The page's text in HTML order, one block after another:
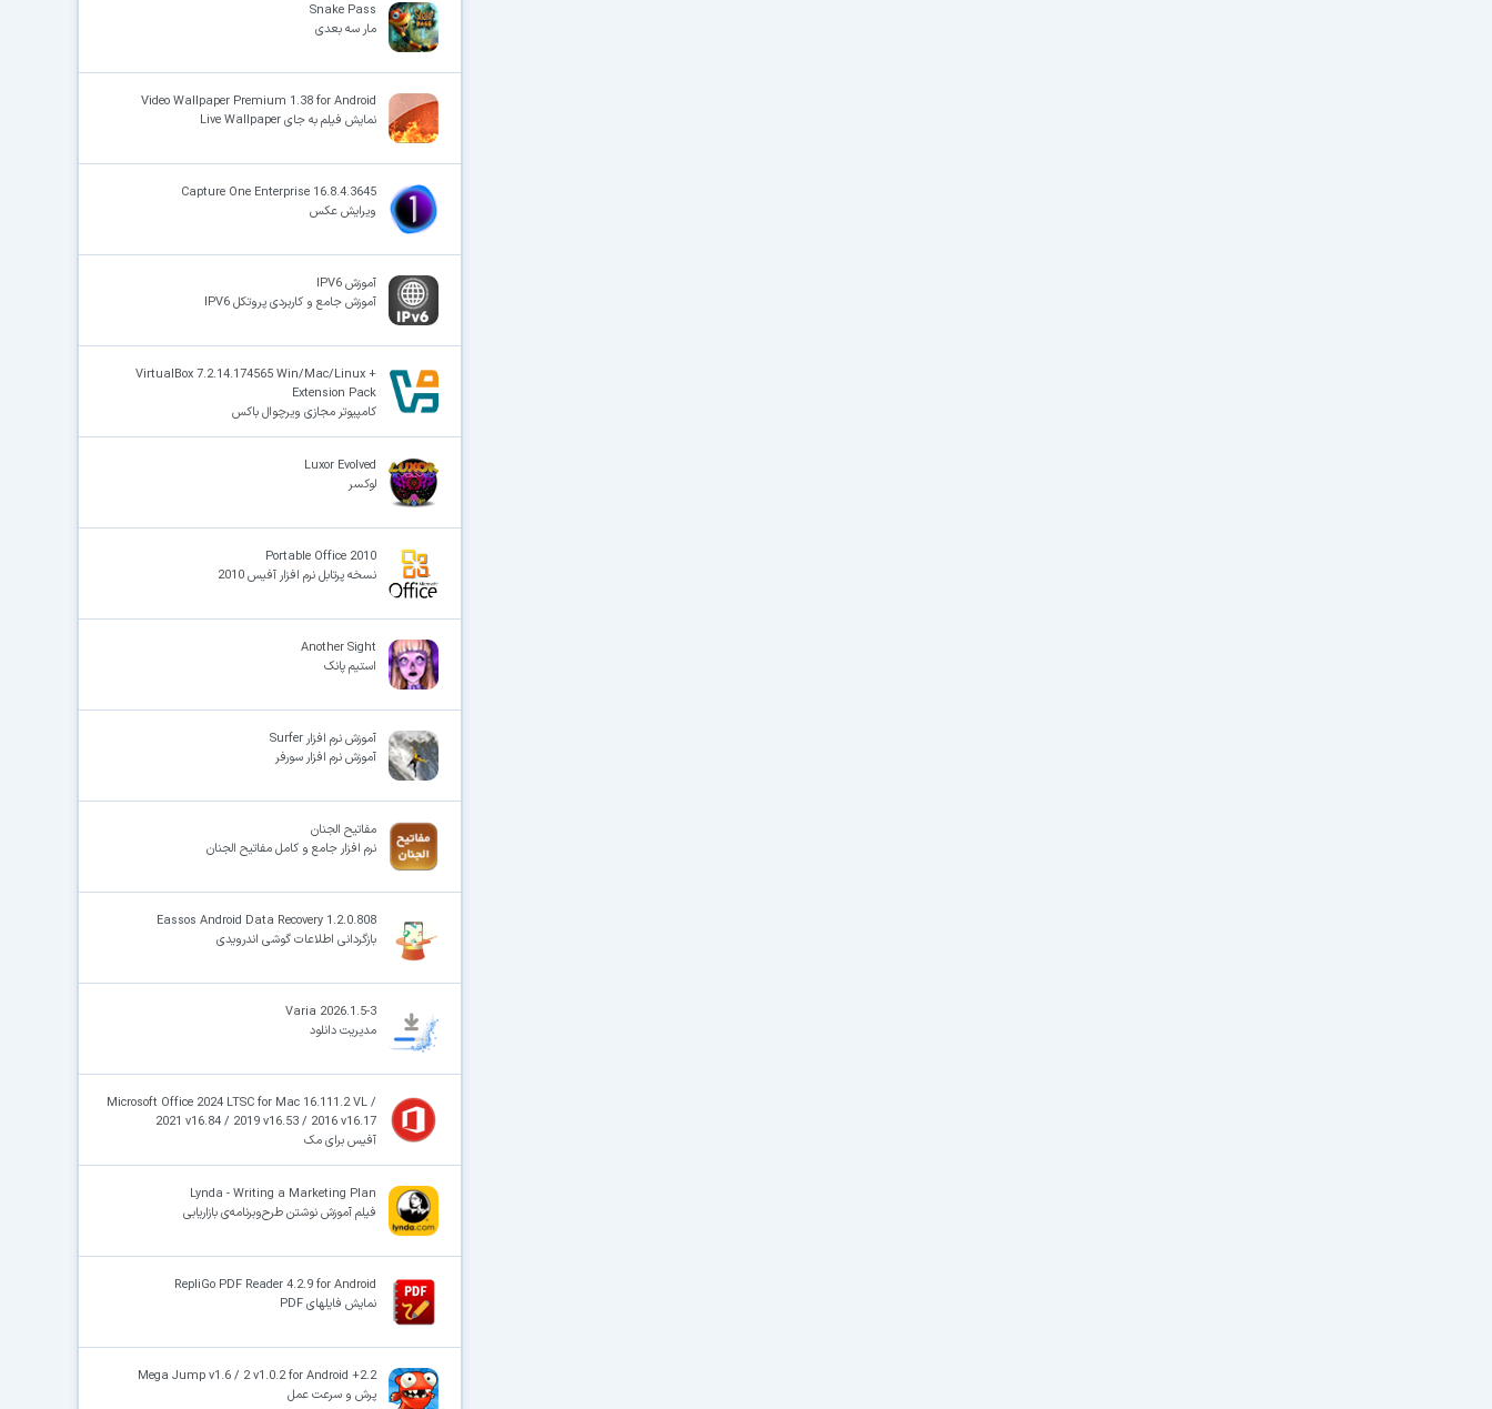
Snake Pass
مار سه بعدی
Video Wallpaper Premium 1.38 for Android
نمایش فیلم به جای Live Wallpaper
Capture One Enterprise 16.8.4.3645
ویرایش عکس
آموزش IPV6
آموزش جامع و کاربردی پروتکل IPV6
VirtualBox 7.2.14.174565 Win/Mac/Linux +
Extension Pack
کامپیوتر مجازی ویرچوال باکس
Luxor Evolved
لوکسر
Portable Office 2010
نسخه پرتابل نرم افزار آفیس 2010
Another Sight
استیم پانک
آموزش نرم افزار Surfer
آموزش نرم افزار سورفر
مفاتیح الجنان
نرم افزار جامع و کامل مفاتیح الجنان
Eassos Android Data Recovery 1.2.0.808
بازگردانی اطلاعات گوشی اندرویدی
Varia 2026.1.5-3
مدیریت دانلود
Microsoft Office 2024 LTSC for Mac 16.111.2 VL /
2021 v16.84 / 2019 v16.53 / 2016 v16.17
آفیس برای مک
Lynda - Writing a Marketing Plan
فیلم آموزش نوشتن طرح‌وبرنامه‌ی بازاریابی
RepliGo PDF Reader 4.2.9 for Android
نمایش فایلهای PDF
Mega Jump v1.6 / 2 v1.0.2 for Android +2.2
پرش و سرعت عمل